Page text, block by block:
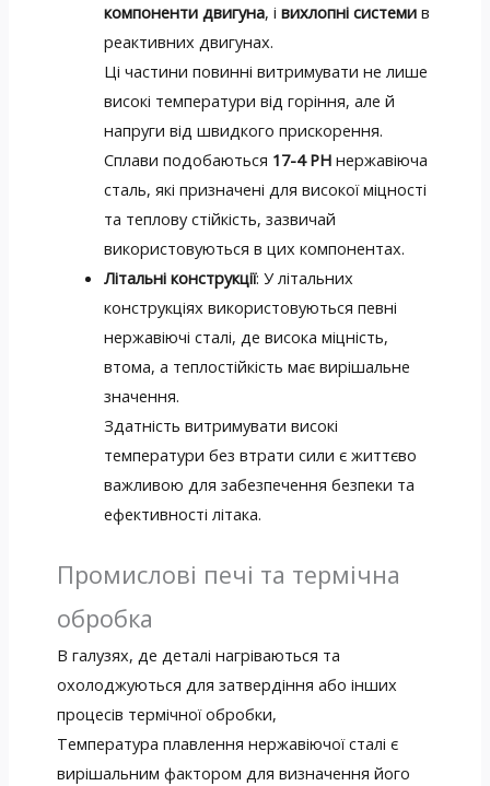
компоненти двигуна, івихлопні системи в
реактивних двигунах.
Ці частини повинні витримувати не лише
високі температури від горіння, але й
напруги від швидкого прискорення.
Сплави подобаються 17-4 РН нержавіюча
сталь, які призначені для високої міцності
та теплову стійкість, зазвичай
використовуються в цих компонентах.
Літальні конструкції: У літальних
конструкціях використовуються певні
нержавіючі сталі, де висока міцність,
втома, а теплостійкість має вирішальне
значення.
Здатність витримувати високі
температури без втрати сили є життєво
важливою для забезпечення безпеки та
ефективності літака.
Промислові печі та термічна
обробка
В галузях, де деталі нагріваються та
охолоджуються для затвердіння або інших
процесів термічної обробки,
Температура плавлення нержавіючої сталі є
вирішальним фактором для визначення його